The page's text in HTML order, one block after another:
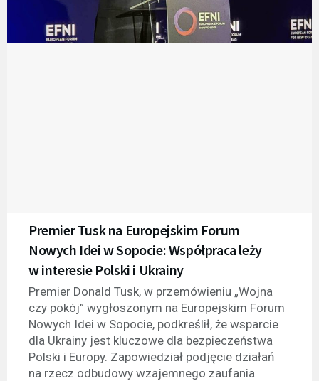
Premier Tusk na Europejskim Forum
Nowych Idei w Sopocie: Współpraca leży
w interesie Polski i Ukrainy
Premier Donald Tusk, w przemówieniu „Wojna
czy pokój” wygłoszonym na Europejskim Forum
Nowych Idei w Sopocie, podkreślił, że wsparcie
dla Ukrainy jest kluczowe dla bezpieczeństwa
Polski i Europy. Zapowiedział podjęcie działań
na rzecz odbudowy wzajemnego zaufania